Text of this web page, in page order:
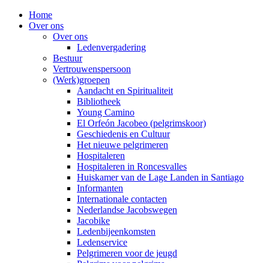
Home
Over ons
Over ons
Ledenvergadering
Bestuur
Vertrouwenspersoon
(Werk)groepen
Aandacht en Spiritualiteit
Bibliotheek
Young Camino
El Orfeón Jacobeo (pelgrimskoor)
Geschiedenis en Cultuur
Het nieuwe pelgrimeren
Hospitaleren
Hospitaleren in Roncesvalles
Huiskamer van de Lage Landen in Santiago
Informanten
Internationale contacten
Nederlandse Jacobswegen
Jacobike
Ledenbijeenkomsten
Ledenservice
Pelgrimeren voor de jeugd